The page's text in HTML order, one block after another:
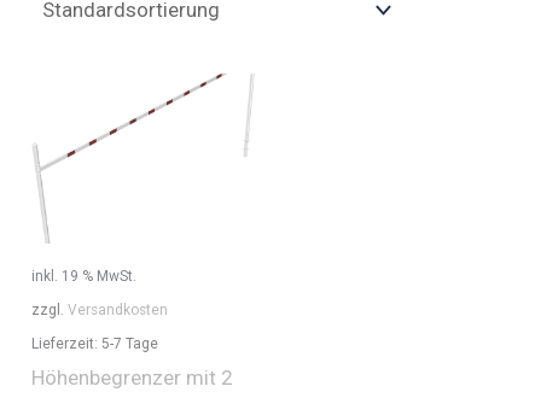
inkl. 19 % MwSt.
zzgl.Versandkosten
Lieferzeit: 5-7 Tage
Höhenbegrenzer mit 2